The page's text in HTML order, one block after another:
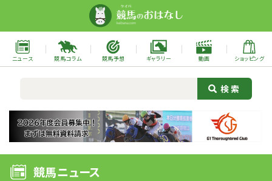
ニュース 競馬コラム 競馬予想 ギャラリー 動画 ショッピング
競馬ニュース